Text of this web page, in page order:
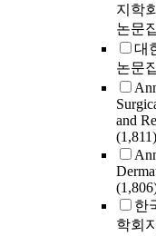
지학
논문
대
논문
and
(1,811)
한
학회지